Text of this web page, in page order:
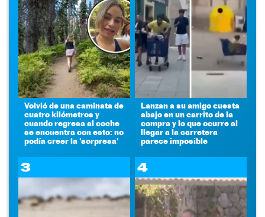
Volvió de una caminata de
cuatro kilómetros y
cuando regresa al coche
se encuentra con esto: no
podía creer la 'sorpresa'
Lanzan a su amigo cuesta
abajo en un carrito de la
compra y lo que ocurre al
llegar a la carretera
parece imposible
3 4